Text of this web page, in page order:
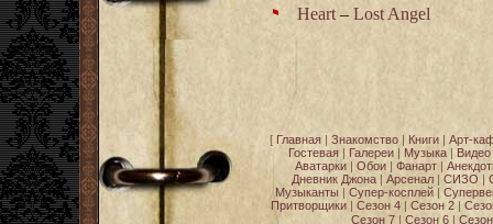
Heart – Lost Angel
[ Главная| Знакомство| Книги| Арт-
Гостевая | Галереи | Музыка | Видео
Аватарки | Обои | Фанарт |
Дневник Джона| Арсенал| СИЗО |
Музыканты | Супер-косплей |
Притворщики | Сезон 4 | Сезон 2 |
Сезон 7| Сезон 6|